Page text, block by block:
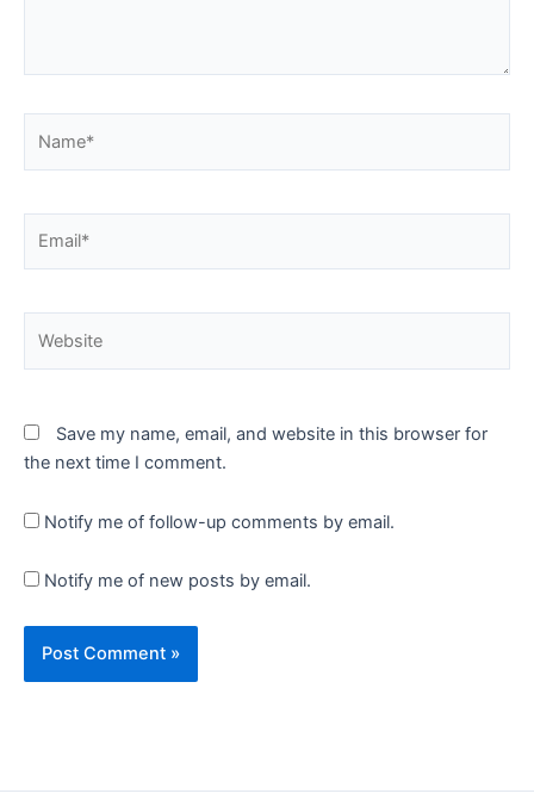
Save my name, email, and website in this browser for
the next time I comment.
Notify me of follow-up comments by email.
Notify me of new posts by email.